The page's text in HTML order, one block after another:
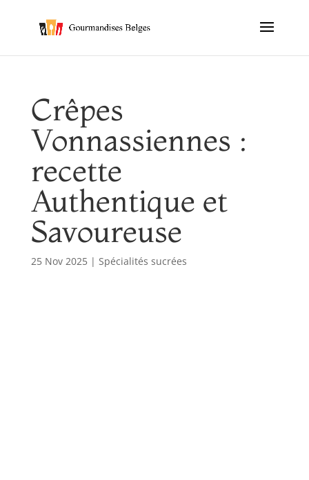
Crêpes
Vonnassiennes :
recette
Authentique et
Savoureuse
25 Nov 2025| Spécialités sucrées